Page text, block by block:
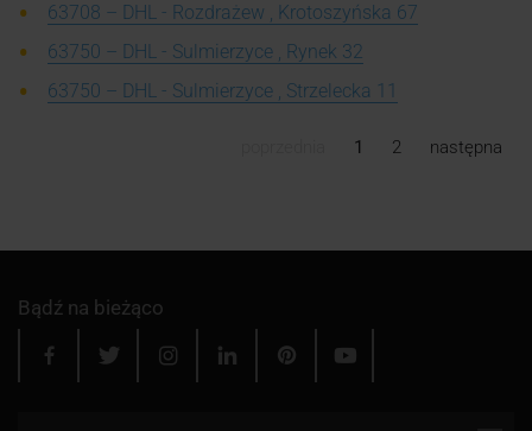
63708 – DHL - Rozdrażew , Krotoszyńska 67
63750 – DHL - Sulmierzyce , Rynek 32
63750 – DHL - Sulmierzyce , Strzelecka 11
1 2 następna
Bądź na bieżąco